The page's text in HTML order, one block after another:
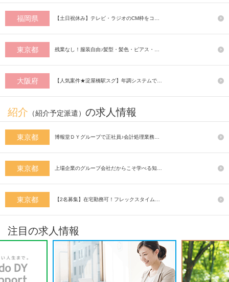
福岡県 【土日祝休み】テレビ・ラジオのCM枠をコ…
東京都 残業なし！服装自由♪髪型・髪色・ピアス・…
大阪府 【人気案件★淀屋橋駅スグ】年調システムで…
紹介 （紹介予定派遣） の求人情報
東京都 博報堂ＤＹグループで正社員♪会計処理業務…
東京都 上場企業のグループ会社だからこそ学べる知…
東京都 【2名募集】在宅勤務可！フレックスタイム…
注目の求人情報